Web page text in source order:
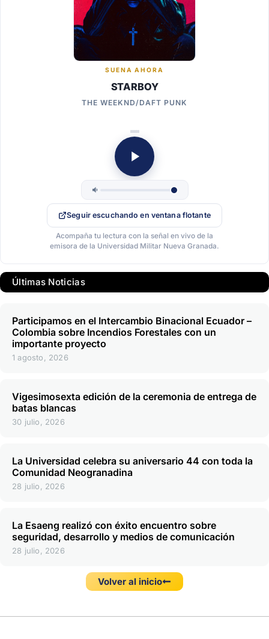
SUENA AHORA
STARBOY
THE WEEKND/DAFT PUNK
Seguir escuchando en ventana flotante
Acompaña tu lectura con la señal en vivo de la
emisora de la Universidad Militar Nueva Granada.
Últimas Noticias
Participamos en el Intercambio Binacional Ecuador –
Colombia sobre Incendios Forestales con un
importante proyecto
1 agosto, 2026
Vigesimosexta edición de la ceremonia de entrega de
batas blancas
30 julio, 2026
La Universidad celebra su aniversario 44 con toda la
Comunidad Neogranadina
28 julio, 2026
La Esaeng realizó con éxito encuentro sobre
seguridad, desarrollo y medios de comunicación
28 julio, 2026
Volver al inicio